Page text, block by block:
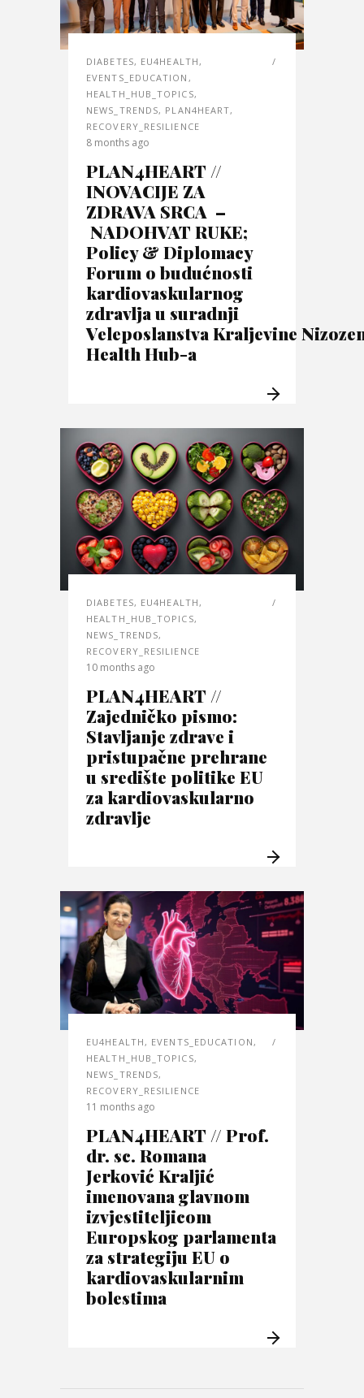
DIABETES, EU4HEALTH,
EVENTS_EDUCATION ,
HEALTH_HUB_TOPICS,
NEWS_TRENDS, PLAN4HEART,
RECOVERY_RESILIENCE
8 months ago
PLAN4HEART //
INOVACIJE ZA
ZDRAVA SRCA –
NADOHVAT RUKE;
Policy & Diplomacy
Forum o budućnosti
kardiovaskularnog
zdravlja u suradnji
Veleposlanstva Kraljevine
Health Hub-a
DIABETES, EU4HEALTH ,
HEALTH_HUB_TOPICS,
NEWS_TRENDS,
RECOVERY_RESILIENCE
10 months ago
PLAN4HEART //
Zajedničko pismo:
Stavljanje zdrave i
pristupačne prehrane
u središte politike EU
za kardiovaskularno
zdravlje
EU4HEALTH, EVENTS_EDUCATION,
HEALTH_HUB_TOPICS,
NEWS_TRENDS,
RECOVERY_RESILIENCE
11 months ago
PLAN4HEART // Prof.
dr. sc. Romana
Jerković Kraljić
imenovana glavnom
izvjestiteljicom
Europskog parlamenta
za strategiju EU o
kardiovaskularnim
bolestima